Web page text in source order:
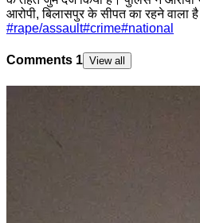
आरोपी, बिलासपुर के सीपत का रहने वाला
#rape/assault#crime#national
Comments 1 View all